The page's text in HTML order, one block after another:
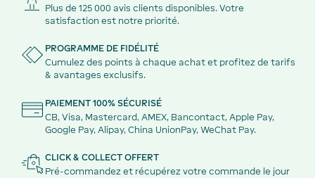
Plus de 125 000 avis clients disponibles. Votre
satisfaction est notre priorité.
PROGRAMME DE FIDÉLITÉ
Cumulez des points à chaque achat et profitez de tarifs
& avantages exclusifs.
PAIEMENT 100% SÉCURISÉ
CB, Visa, Mastercard, AMEX, Bancontact, Apple Pay,
Google Pay, Alipay, China UnionPay, WeChat Pay.
CLICK & COLLECT OFFERT
Pré-commandez et récupérez votre commande le jour